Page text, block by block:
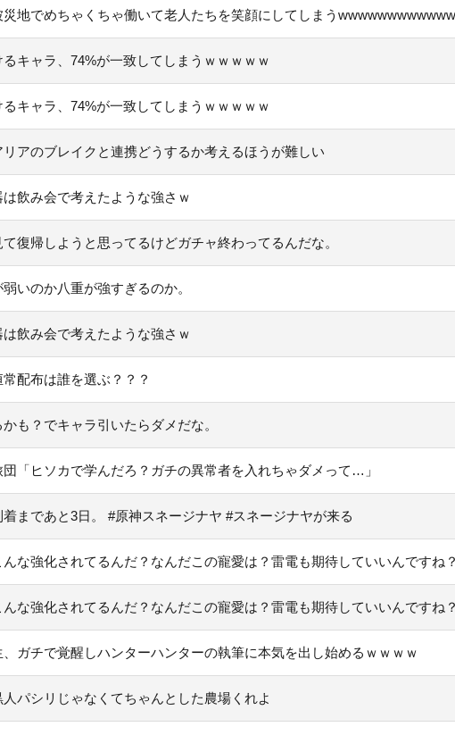
災地でめちゃくちゃ働いて老人たちを笑顔にしてしまう
るキャラ、74%が一致してしまうｗｗｗｗｗ
るキャラ、74%が一致してしまうｗｗｗｗｗ
リアのブレイクと連携どうするか考えるほうが難しい
は飲み会で考えたような強さｗ
て復帰しようと思ってるけどガチャ終わってるんだな。
いのか八重が強すぎるのか。
は飲み会で考えたような強さｗ
配布は誰を選ぶ？？？
も？でキャラ引いたらダメだな。
団「ヒソカで学んだろ？ガチの異常者を入れちゃダメって…」
着まであと3日。 #原神スネージナヤ #スネージナヤが来る
んな強化されてるんだ？なんだこの寵愛は？雷電も期待していいんですね？
んな強化されてるんだ？なんだこの寵愛は？雷電も期待していいんですね？
、ガチで覚醒しハンターハンターの執筆に本気を出し始めるｗｗｗｗ
人パシリじゃなくてちゃんとした農場くれよ